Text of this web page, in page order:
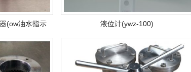
(ow油水指示 液位计(ywz-100)